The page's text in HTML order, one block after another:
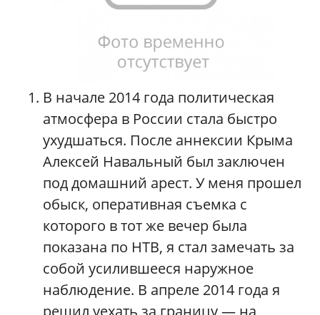
В начале 2014 года политическая
атмосфера в России стала быстро
ухудшаться. После аннексии Крыма
Алексей Навальный был заключен
под домашний арест. У меня прошел
обыск, оперативная съемка с
которого в тот же вечер была
показана по НТВ, я стал замечать за
собой усилившееся наружное
наблюдение. В апреле 2014 года я
решил уехать за границу — на